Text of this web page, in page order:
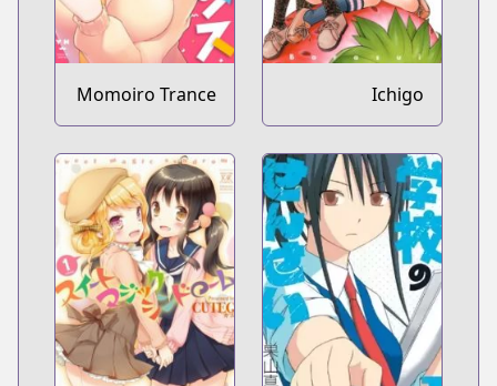
Ichigo
Mashimaro
Momoiro Trance